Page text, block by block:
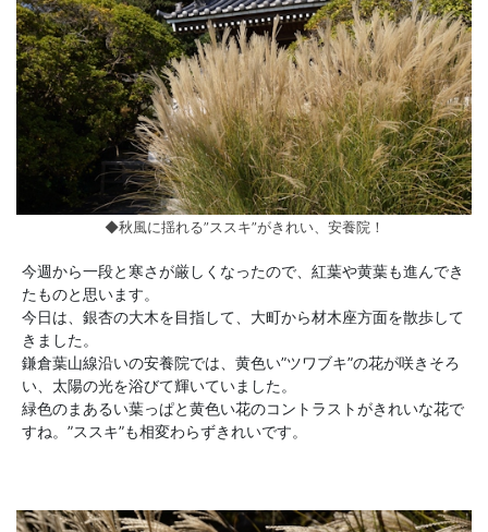
◆秋風に揺れる”ススキ”がきれい、安養院！
今週から一段と寒さが厳しくなったので、紅葉や黄葉も進んでき
たものと思います。
今日は、銀杏の大木を目指して、大町から材木座方面を散歩して
きました。
鎌倉葉山線沿いの安養院では、黄色い”ツワブキ”の花が咲きそろ
い、太陽の光を浴びて輝いていました。
緑色のまあるい葉っぱと黄色い花のコントラストがきれいな花で
すね。”ススキ”も相変わらずきれいです。